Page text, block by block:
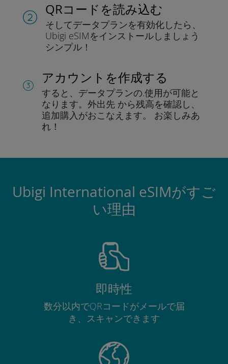
QRコードを読み込む
そしてデータプランを有効化したら、
Ubigi eSIMをインストールしま しょう
シンプル！
アカウントを作成する
すると、データプランの.使用が可能と
なります。 外出先 から残高を確認し、
追加購入がおこなえます。
お楽しみあ
れ！
Ubigi International eSIMがすご
い理由
即時性
数分以内でQRコードがメールで届
き、スキャンできます